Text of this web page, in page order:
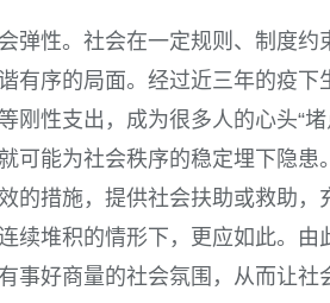
弹性。社会在一定规则、制度
有序的局面。经过近三年的疫
刚性支出，成为很多人的心头“
可能为社会秩序的稳定埋下隐患
的措施，提供社会扶助或救助
续堆积的情形下，更应如此。
事好商量的社会氛围，从而让社